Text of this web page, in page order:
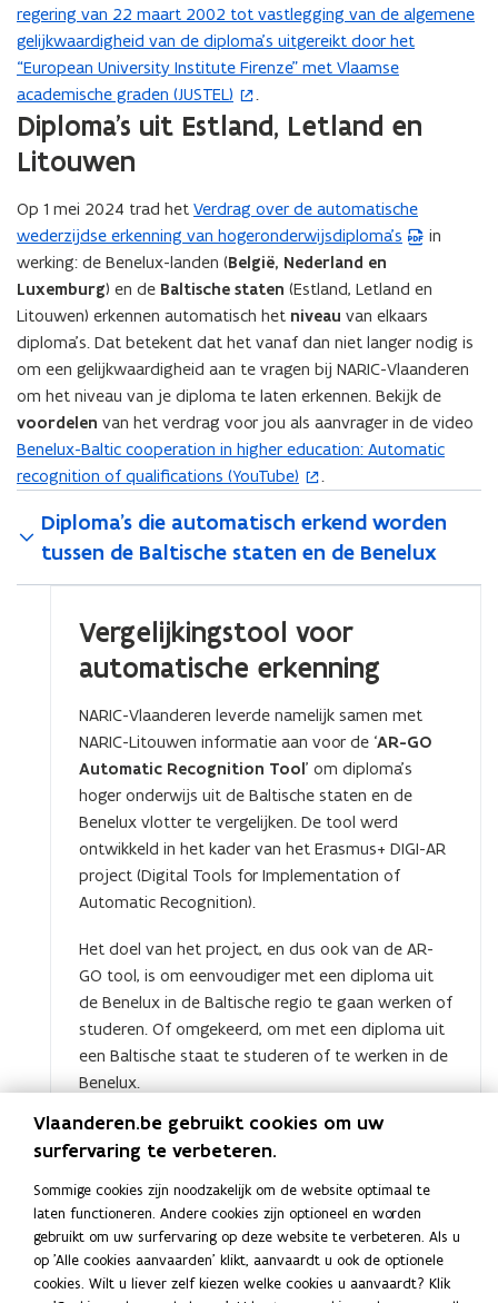
regering van 22 maart 2002 tot vastlegging van de algemene
gelijkwaardigheid van de diploma’s uitgereikt door het
“European University Institute Firenze” met Vlaamse
academische graden (JUSTEL)
o
p
e
n
t
n
n
i
e
u
w
v
e
n
s
t
e
r
)
.
Diploma's uit Estland, Letland en
Litouwen
Op 1 mei 2024 trad het Verdrag over de automatische
wederzijdse erkenning van hogeronderwijsdiploma’s
(
P
D
F
b
e
s
t
a
n
d
p
e
n
i
n
i
e
u
w
v
e
n
s
e
r
)
in
werking: de Benelux-landen (België, Nederland en
Luxemburg) en de Baltische staten (Estland, Letland en
Litouwen) erkennen automatisch het niveau van elkaars
diploma’s. Dat betekent dat het vanaf dan niet langer nodig is
om een gelijkwaardigheid aan te vragen bij NARIC-Vlaanderen
om het niveau van je diploma te laten erkennen. Bekijk de
voordelen van het verdrag voor jou als aanvrager in de video
Benelux-Baltic cooperation in higher education: Automatic
recognition of qualifications (YouTube)
(
o
e
t
.
Diploma's die automatisch erkend worden
tussen de Baltische staten en de Benelux
Vergelijkingstool voor
automatische erkenning
NARIC-Vlaanderen leverde namelijk samen met
NARIC-Litouwen informatie aan voor de ‘AR-GO
Automatic Recognition Tool’ om diploma’s
hoger onderwijs uit de Baltische staten en de
Benelux vlotter te vergelijken. De tool werd
ontwikkeld in het kader van het Erasmus+ DIGI-AR
project (Digital Tools for Implementation of
Automatic Recognition).
Het doel van het project, en dus ook van de AR-
GO tool, is om eenvoudiger met een diploma uit
de Benelux in de Baltische regio te gaan werken of
studeren. Of omgekeerd, om met een diploma uit
een Baltische staat te studeren of te werken in de
Benelux.
Vergelijk jouw diploma met dat van
andere landen in de Benelux en Baltische
in
nieuw
Veelgestelde vragen
Vlaanderen.be gebruikt cookies om uw
surfervaring te verbeteren.
Sommige cookies zijn noodzakelijk om de website optimaal te
laten functioneren. Andere cookies zijn optioneel en worden
gebruikt om uw surfervaring op deze website te verbeteren. Als u
op 'Alle cookies aanvaarden' klikt, aanvaardt u ook de optionele
cookies. Wilt u liever zelf kiezen welke cookies u aanvaardt? Klik